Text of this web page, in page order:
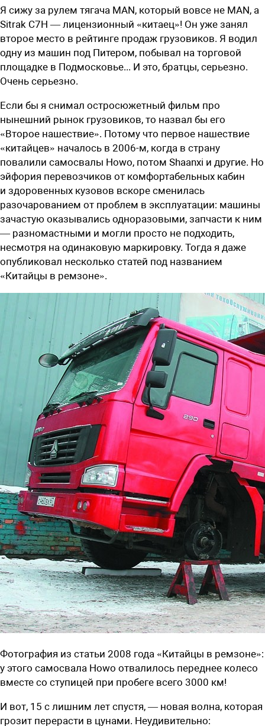
Я сижу за рулем тягача MAN, который вовсе не MAN, а
Sitrak С7H — лицензионный «китаец»! Он уже занял
второе место в рейтинге продаж грузовиков. Я водил
одну из машин под Питером, побывал на торговой
площадке в Подмосковье... И это, братцы, серьезно.
Очень серьезно.
Если бы я снимал остросюжетный фильм про
нынешний рынок грузовиков, то назвал бы его
«Второе нашествие». Потому что первое нашествие
«китайцев» началось в 2006-м, когда в страну
повалили самосвалы Howo, потом Shaanxi и другие. Но
эйфория перевозчиков от комфортабельных кабин
и здоровенных кузовов вскоре сменилась
разочарованием от проблем в эксплуатации: машины
зачастую оказывались одноразовыми, запчасти к ним
— разномастными и могли просто не подходить,
несмотря на одинаковую маркировку. Тогда я даже
опубликовал несколько статей под названием
«Китайцы в ремзоне».
Фотография из статьи 2008 года «Китайцы в ремзоне»:
у этого самосвала Howo отвалилось переднее колесо
вместе со ступицей при пробеге всего 3000 км!
И вот, 15 с лишним лет спустя, — новая волна, которая
грозит перерасти в цунами. Неудивительно: